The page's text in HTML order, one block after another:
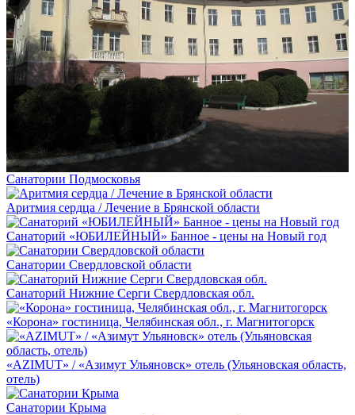
Санатории Подмосковья
Аритмия сердца / Лечение в Брянской области
Санаторий «ЮБИЛЕЙНЫЙ» Банное - цены на Новый год
Санатории Свердловской области
Санаторий Нижние Серги Свердловская обл.
«Корона» гостиница, Челябинская обл., г. Магнитогорск
«AZIMUT» / «Азимут Ульяновск» отель (Ульяновская область,
отель)
Санатории Крыма